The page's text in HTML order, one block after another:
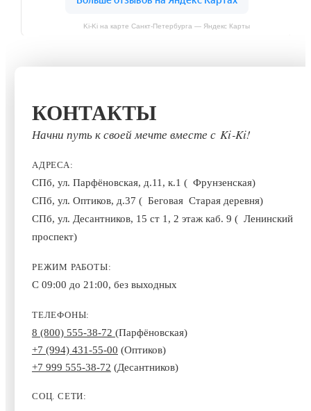
Ki-Ki на карте Санкт‑Петербурга — Яндекс Карты
КОНТАКТЫ
Начни путь к своей мечте вместе с Ki‑Ki!
АДРЕСА:
СПб, ул. Парфёновская, д.11, к.1 ( Фрунзенская)
СПб, ул. Оптиков, д.37 ( Беговая Старая деревня)
СПб, ул. Десантников, 15 ст 1, 2 этаж каб. 9 ( Ленинский
проспект)
РЕЖИМ РАБОТЫ:
С 09:00 до 21:00, без выходных
ТЕЛЕФОНЫ:
8 (800) 555-38-72 (Парфёновская)
+7 (994) 431-55-00 (Оптиков)
+7 999 555-38-72 (Десантников)
СОЦ. СЕТИ: